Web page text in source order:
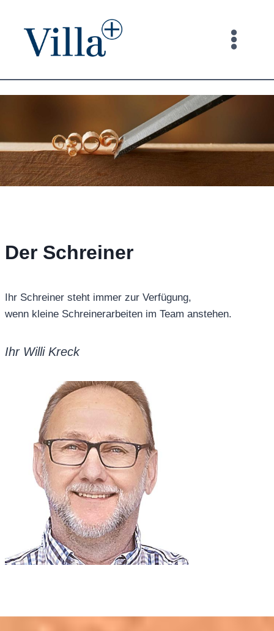
springen
Der Schreiner
Ihr Schreiner steht immer zur Verfügung,
wenn kleine Schreinerarbeiten im Team anstehen.
Ihr Willi Kreck